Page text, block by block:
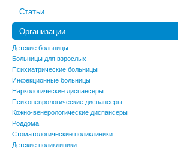
Статьи
Организации
Детские больницы
Больницы для взрослых
Психиатрические больницы
Инфекционные больницы
Наркологические диспансеры
Психоневрологические диспансеры
Кожно-венерологические диспансеры
Роддома
Стоматологические поликлиники
Детские поликлиники